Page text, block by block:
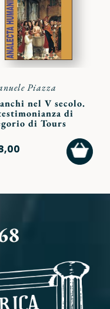
Piazza
nel V secolo.
di
di Tours
AL